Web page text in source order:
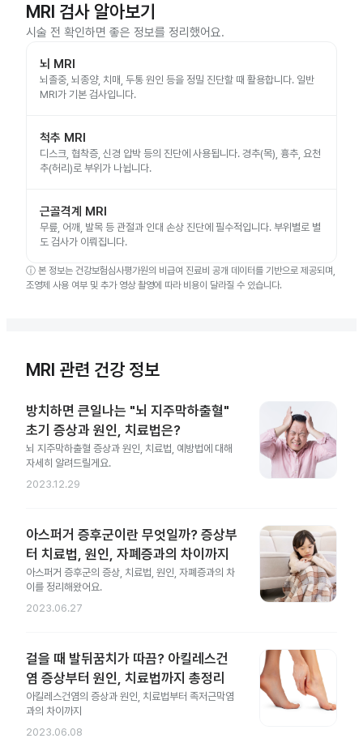
MRI 검사 알아보기
시술 전 확인하면 좋은 정보를 정리했어요.
뇌 MRI
뇌졸중, 뇌종양, 치매, 두통 원인 등을 정밀 진단할 때 활용합니다. 일반
MRI가 기본 검사입니다.
척추 MRI
디스크, 협착증, 신경 압박 등의 진단에 사용됩니다. 경추(목), 흉추, 요천
추(허리)로 부위가 나뉩니다.
근골격계 MRI
무릎, 어깨, 발목 등 관절과 인대 손상 진단에 필수적입니다. 부위별로 별
도 검사가 이뤄집니다.
ⓘ 본 정보는 건강보험심사평가원의 비급여 진료비 공개 데이터를 기반으로 제공되며,
조영제 사용 여부 및 추가 영상 촬영에 따라 비용이 달라질 수 있습니다.
MRI 관련 건강 정보
방치하면 큰일나는 "뇌 지주막하출혈"
초기 증상과 원인, 치료법은?
뇌 지주막하출혈 증상과 원인, 치료법, 예방법에 대해
자세히 알려드릴게요.
2023.12.29
아스퍼거 증후군이란 무엇일까? 증상부
터 치료법, 원인, 자폐증과의 차이까지
아스퍼거 증후군의 증상, 치료법, 원인, 자폐증과의 차
이를 정리해왔어요.
2023.06.27
걸을 때 발뒤꿈치가 따끔? 아킬레스건
염 증상부터 원인, 치료법까지 총정리
아킬레스건염의 증상과 원인, 치료법부터 족저근막염
과의 차이까지
2023.06.08